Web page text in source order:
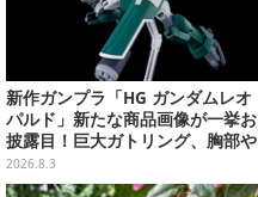
新作ガンプラ「HG ガンダムレオ
パルド」新たな商品画像が一挙お
披露目！巨大ガトリング、胸部や
肩武装のハッチ展開までたっぷり
11枚
2026.8.3